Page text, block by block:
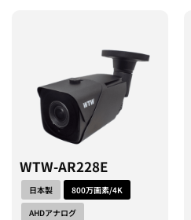
WTW-AR228E
日本製
800万画素/4K
AHDアナログ